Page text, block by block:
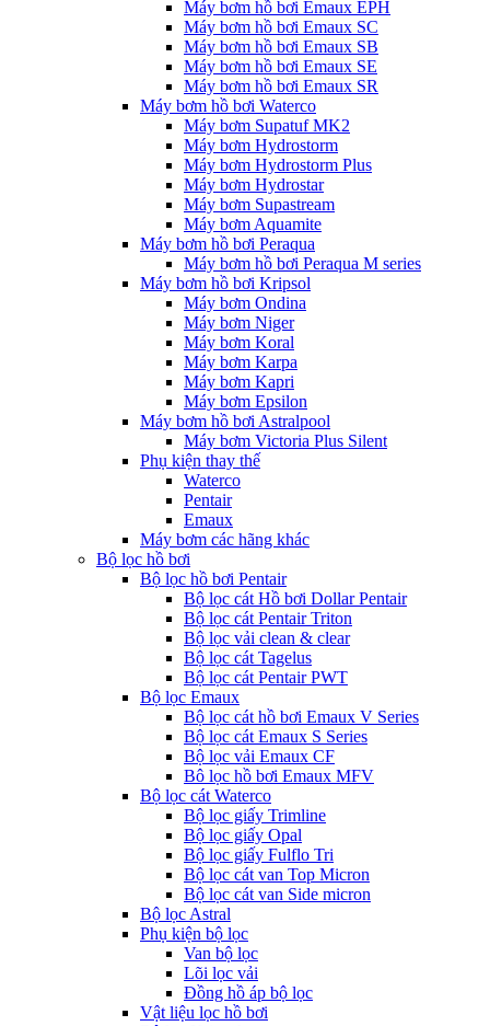
Máy bơm hồ bơi Emaux EPH
Máy bơm hồ bơi Emaux SC
Máy bơm hồ bơi Emaux SB
Máy bơm hồ bơi Emaux SE
Máy bơm hồ bơi Emaux SR
Máy bơm hồ bơi Waterco
Máy bơm Supatuf MK2
Máy bơm Hydrostorm
Máy bơm Hydrostorm Plus
Máy bơm Hydrostar
Máy bơm Supastream
Máy bơm Aquamite
Máy bơm hồ bơi Peraqua
Máy bơm hồ bơi Peraqua M series
Máy bơm hồ bơi Kripsol
Máy bơm Ondina
Máy bơm Niger
Máy bơm Koral
Máy bơm Karpa
Máy bơm Kapri
Máy bơm Epsilon
Máy bơm hồ bơi Astralpool
Máy bơm Victoria Plus Silent
Phụ kiện thay thế
Waterco
Pentair
Emaux
Máy bơm các hãng khác
Bộ lọc hồ bơi
Bộ lọc hồ bơi Pentair
Bộ lọc cát Hồ bơi Dollar Pentair
Bộ lọc cát Pentair Triton
Bộ lọc vải clean & clear
Bộ lọc cát Tagelus
Bộ lọc cát Pentair PWT
Bộ lọc Emaux
Bộ lọc cát hồ bơi Emaux V Series
Bộ lọc cát Emaux S Series
Bộ lọc vải Emaux CF
Bô lọc hồ bơi Emaux MFV
Bộ lọc cát Waterco
Bộ lọc giấy Trimline
Bộ lọc giấy Opal
Bộ lọc giấy Fulflo Tri
Bộ lọc cát van Top Micron
Bộ lọc cát van Side micron
Bộ lọc Astral
Phụ kiện bộ lọc
Van bộ lọc
Lõi lọc vải
Đồng hồ áp bộ lọc
Vật liệu lọc hồ bơi